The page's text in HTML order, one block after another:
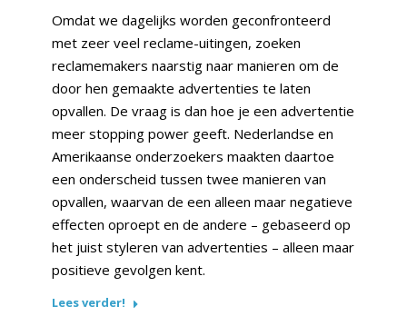
Omdat we dagelijks worden geconfronteerd
met zeer veel reclame-uitingen, zoeken
reclamemakers naarstig naar manieren om de
door hen gemaakte advertenties te laten
opvallen. De vraag is dan hoe je een advertentie
meer stopping power geeft. Nederlandse en
Amerikaanse onderzoekers maakten daartoe
een onderscheid tussen twee manieren van
opvallen, waarvan de een alleen maar negatieve
effecten oproept en de andere – gebaseerd op
het juist styleren van advertenties – alleen maar
positieve gevolgen kent.
Lees verder!